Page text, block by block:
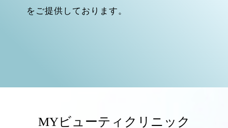
をご提供しております。
MYビューティクリニック